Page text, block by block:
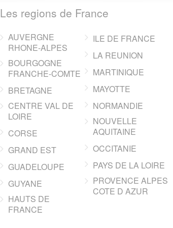
Les regions de France
AUVERGNE
RHONE-ALPES
BOURGOGNE
FRANCHE-COMTE
BRETAGNE
CENTRE VAL DE
LOIRE
CORSE
GRAND EST
GUADELOUPE
GUYANE
HAUTS DE
FRANCE
ILE DE FRANCE
LA REUNION
MARTINIQUE
MAYOTTE
NORMANDIE
NOUVELLE
AQUITAINE
OCCITANIE
PAYS DE LA LOIRE
PROVENCE ALPES
COTE D AZUR